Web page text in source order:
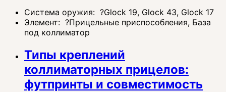
Система оружия: ?Glock 19, Glock 43, Glock 17
Элемент: ?Прицельные приспособления, База
под коллиматор
Типы креплений
коллиматорных прицелов:
футпринты и совместимость